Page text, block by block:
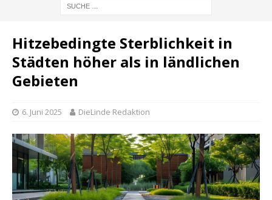
Hitzebedingte Sterblichkeit in
Städten höher als in ländlichen
Gebieten
6. Juni 2025 DieLinde Redaktion